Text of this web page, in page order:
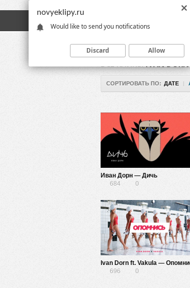
ВСЕ КЛИПЫ IVAN DORN
СОРТИРОВАТЬ ПО: ДАТЕ |
Иван Дорн — Дичь
684
0
Ivan Dorn ft. Vakula —
696
0
novyeklipy.ru
Would like to send you notifications
Discard Allow